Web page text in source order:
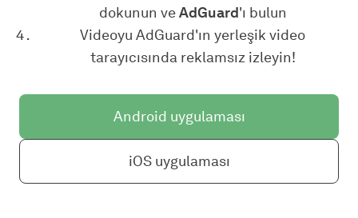
dokunun veAdGuard'ı bulun
Videoyu AdGuard'ın yerleşik video
tarayıcısında reklamsız izleyin!
Android uygulaması
iOS uygulaması